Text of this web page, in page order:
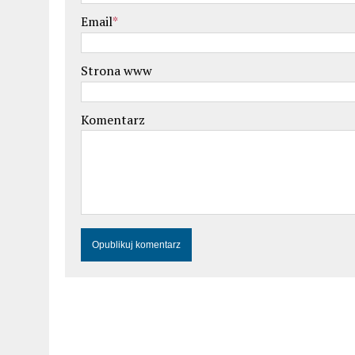
Email*
Strona www
Komentarz